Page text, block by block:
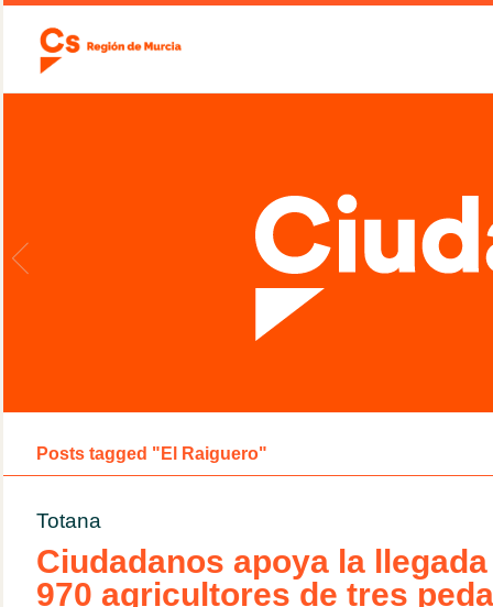
Posts tagged "El Raiguero"
Totana
Ciudadanos apoya la
970 agricultores de tres